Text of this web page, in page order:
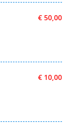
€ 50,00
€ 10,00